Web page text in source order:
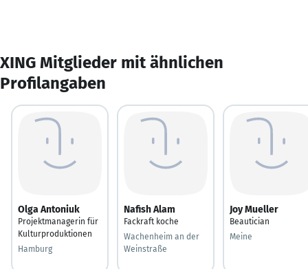
XING Mitglieder mit ähnlichen
Profilangaben
Olga Antoniuk
Projektmanagerin für
Kulturproduktionen
Hamburg
Nafish Alam
Fackraft koche
Wachenheim an der
Weinstraße
Joy Mueller
Beautician
Meine